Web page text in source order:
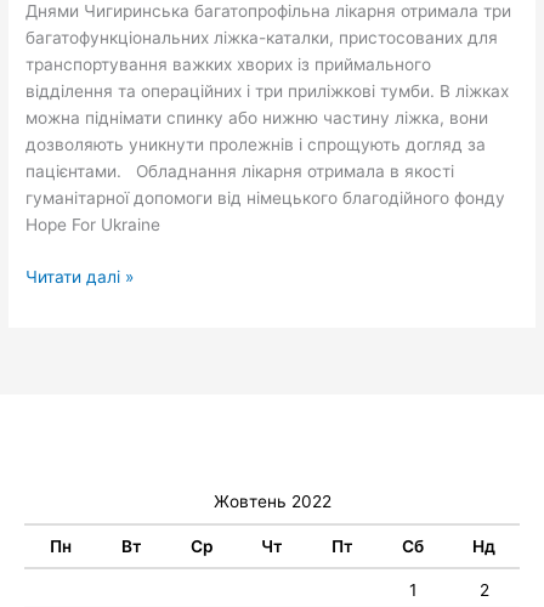
Днями Чигиринська багатопрофільна лікарня отримала три
багатофункціональних ліжка-каталки, пристосованих для
транспортування важких хворих із приймального
відділення та операційних і три приліжкові тумби. В ліжках
можна піднімати спинку або нижню частину ліжка, вони
дозволяють уникнути пролежнів і спрощують догляд за
пацієнтами. Обладнання лікарня отримала в якості
гуманітарної допомоги від німецького благодійного фонду
Hope For Ukraine
Читати далі »
Жовтень 2022
Пн Вт Ср Чт Пт Сб Нд
1
2